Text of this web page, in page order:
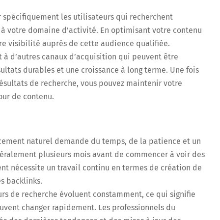
spécifiquement les utilisateurs qui recherchent
votre domaine d’activité. En optimisant votre contenu
visibilité auprès de cette audience qualifiée.
d’autres canaux d’acquisition qui peuvent être
durables et une croissance à long terme. Une fois
de recherche, vous pouvez maintenir votre
de contenu.
naturel demande du temps, de la patience et un
plusieurs mois avant de commencer à voir des
nécessite un travail continu en termes de création de
backlinks.
de recherche évoluent constamment, ce qui signifie
changer rapidement. Les professionnels du